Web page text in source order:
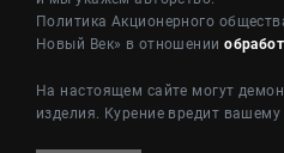
Политика Акционерного
Новый Век» в отношении
На настоящем сайте могут
изделия. Курение вредит